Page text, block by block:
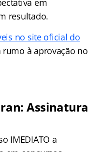
resultado.
no site oficial do
à aprovação no
Assinatura
IMEDIATO a